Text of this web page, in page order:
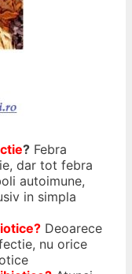
? Febra
dar tot febra
autoimune,
in simpla
Deoarece
nu orice